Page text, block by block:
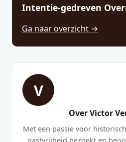
Intentie-gedreven
Ga naar overzicht →
V
Over Victor
Met een passie voor